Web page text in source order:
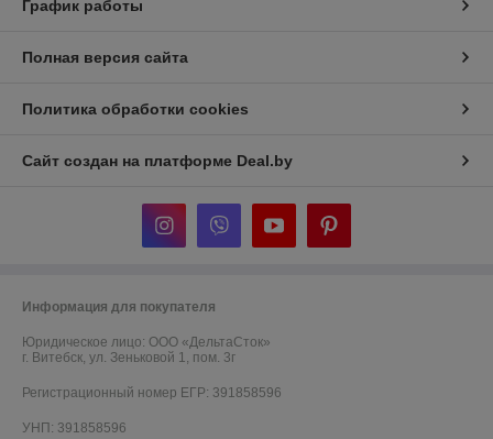
График работы
Полная версия сайта
Политика обработки cookies
Сайт создан на платформе Deal.by
Информация для покупателя
Юридическое лицо: ООО «ДельтаСток»
г. Витебск, ул. Зеньковой 1, пом. 3г
Регистрационный номер ЕГР: 391858596
УНП: 391858596